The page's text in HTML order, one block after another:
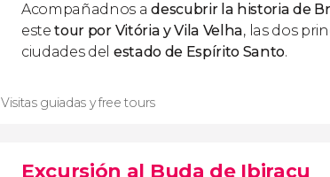
Acompañadnos adescubrir la historia de
estetour por Vitória y Vila Velha, las dos
ciudades del estado de Espírito Santo.
Visitas guiadas y free tours
Excursión al Buda de Ibiraçu